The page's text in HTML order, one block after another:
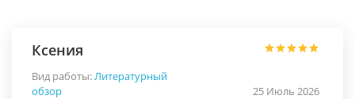
Ксения
Вид работы:Литературный
обзор
25 Июль 2026